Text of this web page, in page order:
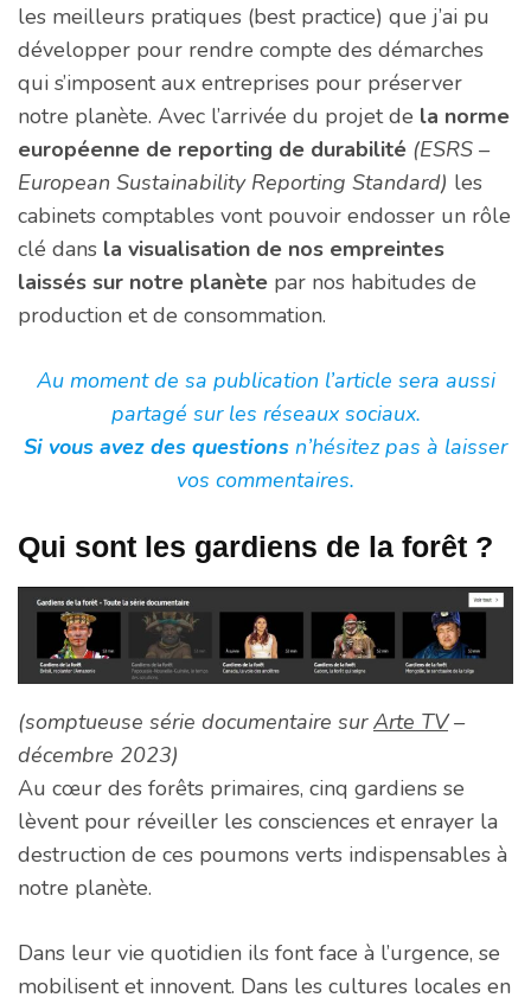
les meilleurs pratiques (best practice) que j’ai pu
développer pour rendre compte des démarches
qui s’imposent aux entreprises pour préserver
notre planète. Avec l’arrivée du projet de la norme
européenne de reporting de durabilité (ESRS –
European Sustainability Reporting Standard) les
cabinets comptables vont pouvoir endosser un rôle
clé dans la visualisation de nos empreintes
laissés sur notre planète par nos habitudes de
production et de consommation.
Au moment de sa publication l’article sera aussi
partagé sur les réseaux sociaux.
Si vous avez des questions n’hésitez pas à laisser
vos commentaires.
Qui sont les gardiens de la forêt ?
(somptueuse série documentaire surArte TV–
décembre 2023)
Au cœur des forêts primaires, cinq gardiens se
lèvent pour réveiller les consciences et enrayer la
destruction de ces poumons verts indispensables à
notre planète.
Dans leur vie quotidien ils font face à l’urgence, se
mobilisent et innovent. Dans les cultures locales en